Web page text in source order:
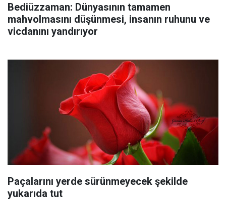
Bediüzzaman: Dünyasının tamamen
mahvolmasını düşünmesi, insanın ruhunu ve
vicdanını yandırıyor
Paçalarını yerde sürünmeyecek şekilde
yukarıda tut